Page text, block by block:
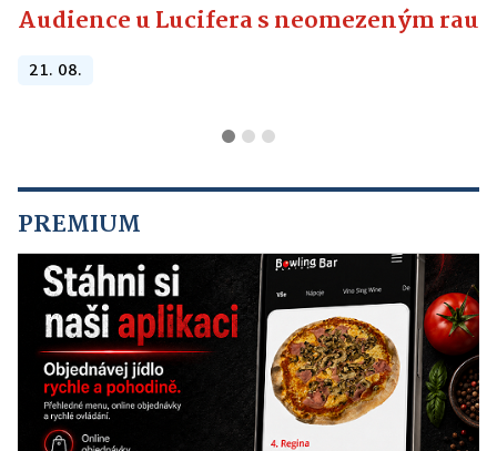
Audience u Lucifera s neomezeným
21. 08.
PREMIUM